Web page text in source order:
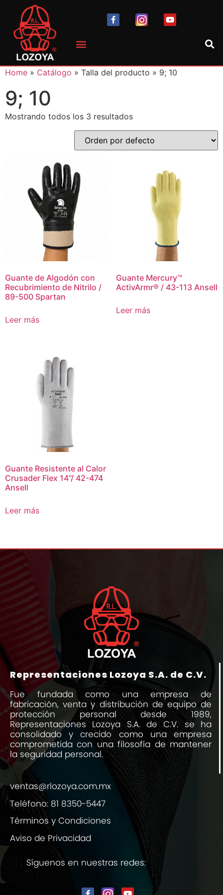
Home » Catálogo » Talla del producto » 9; 10
9; 10
Mostrando todos los 3 resultados
Guante de Algodón con
Recubrimiento de Nitrilo /
89-500 Spartan
Leer más
Guante Mercury™
ActivArmr® / 43-113 Ansell
Leer más
Guante Resistente al Calor
Crusader Flex 14”/ 42-474
Ansell
Leer más
Representaciones Lozoya S.A. de C.V.
Fue fundada como una empresa de
fabricación, venta y distribución de equipo de
protección personal desde 1989,
Representaciones Lozoya S.A. de C.V. se ha
consolidado y crecido como una empresa
comprometida con una filosofía de mantener
la seguridad personal.
ventas@rlozoya.com.mx
Teléfono: 81 8350-5447
Términos y Condiciones
Aviso de Privacidad
Síguenos en nuestras redes: